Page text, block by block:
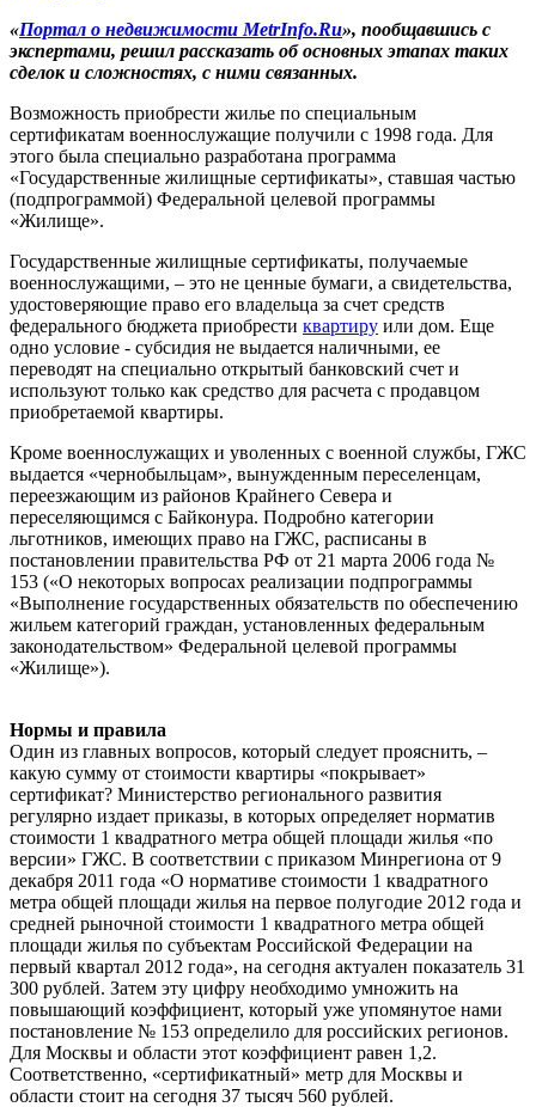
«Портал о недвижимости MetrInfo.Ru», пообщавшись с
экспертами, решил рассказать об основных этапах таких
сделок и сложностях, с ними связанных.
Возможность приобрести жилье по специальным
сертификатам военнослужащие получили с 1998 года. Для
этого была специально разработана программа
«Государственные жилищные сертификаты», ставшая частью
(подпрограммой) Федеральной целевой программы
«Жилище».
Государственные жилищные сертификаты, получаемые
военнослужащими, – это не ценные бумаги, а свидетельства,
удостоверяющие право его владельца за счет средств
федерального бюджета приобрести квартиру или дом. Еще
одно условие - субсидия не выдается наличными, ее
переводят на специально открытый банковский счет и
используют только как средство для расчета с продавцом
приобретаемой квартиры.
Кроме военнослужащих и уволенных с военной службы, ГЖС
выдается «чернобыльцам», вынужденным переселенцам,
переезжающим из районов Крайнего Севера и
переселяющимся с Байконура. Подробно категории
льготников, имеющих право на ГЖС, расписаны в
постановлении правительства РФ от 21 марта 2006 года №
153 («О некоторых вопросах реализации подпрограммы
«Выполнение государственных обязательств по обеспечению
жильем категорий граждан, установленных федеральным
законодательством» Федеральной целевой программы
«Жилище»).
Нормы и правила
Один из главных вопросов, который следует прояснить, –
какую сумму от стоимости квартиры «покрывает»
сертификат? Министерство регионального развития
регулярно издает приказы, в которых определяет норматив
стоимости 1 квадратного метра общей площади жилья «по
версии» ГЖС. В соответствии с приказом Минрегиона от 9
декабря 2011 года «О нормативе стоимости 1 квадратного
метра общей площади жилья на первое полугодие 2012 года и
средней рыночной стоимости 1 квадратного метра общей
площади жилья по субъектам Российской Федерации на
первый квартал 2012 года», на сегодня актуален показатель 31
300 рублей. Затем эту цифру необходимо умножить на
повышающий коэффициент, который уже упомянутое нами
постановление № 153 определило для российских регионов.
Для Москвы и области этот коэффициент равен 1,2.
Соответственно, «сертификатный» метр для Москвы и
области стоит на сегодня 37 тысяч 560 рублей.